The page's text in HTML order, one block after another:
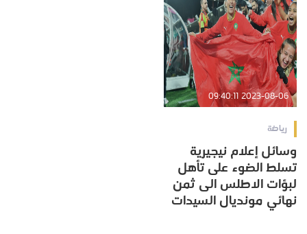
2023-08-06 09:40:11
رياضة
وسائل إعلام نيجيرية
تسلط الضوء على تأهل
لبؤات الاطلس الى ثمن
نهائي مونديال السيدات